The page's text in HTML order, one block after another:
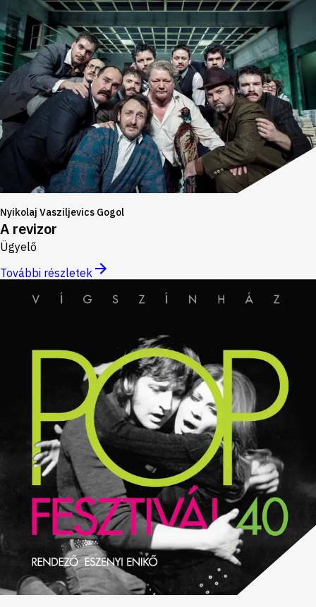
Nyikolaj Vasziljevics Gogol
A revizor
Ügyelő
További részletek